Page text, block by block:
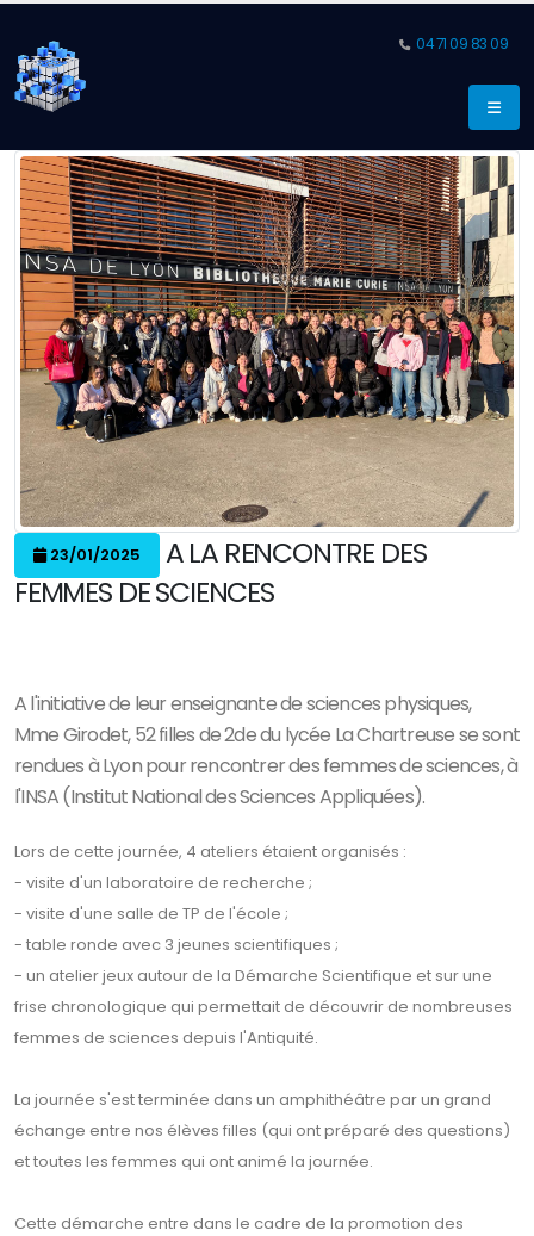
04 71 09 83 09
23/01/2025
A LA RENCONTRE DES
FEMMES DE SCIENCES
A l'initiative de leur enseignante de sciences physiques,
Mme Girodet, 52 filles de 2de du lycée La Chartreuse se sont
rendues à Lyon pour rencontrer des femmes de sciences, à
l'INSA (Institut National des Sciences Appliquées).
Lors de cette journée, 4 ateliers étaient organisés :
- visite d'un laboratoire de recherche ;
- visite d'une salle de TP de l'école ;
- table ronde avec 3 jeunes scientifiques ;
- un atelier jeux autour de la Démarche Scientifique et sur une
frise chronologique qui permettait de découvrir de nombreuses
femmes de sciences depuis l'Antiquité.
La journée s'est terminée dans un amphithéâtre par un grand
échange entre nos élèves filles (qui ont préparé des questions)
et toutes les femmes qui ont animé la journée.
Cette démarche entre dans le cadre de la promotion des